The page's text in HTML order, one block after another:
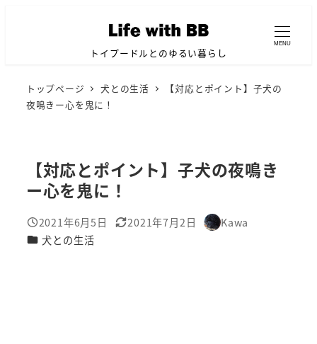
トイプードルとのゆるい暮らし
MENU
トップページ 犬との生活
【対応とポイント】子犬の
夜鳴きー心を鬼に！
【対応とポイント】子犬の夜鳴き
ー心を鬼に！
投稿日
2021年6月5日
更新日
2021年7月2日
著
Kawa
カテゴリー
犬との生活